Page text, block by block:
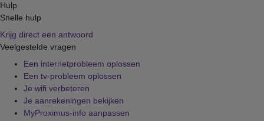
Hulp
Snelle hulp
Krijg direct een antwoord
Veelgestelde vragen
Een internetprobleem oplossen
Een tv-probleem oplossen
Je wifi verbeteren
Je aanrekeningen bekijken
MyProximus-info aanpassen